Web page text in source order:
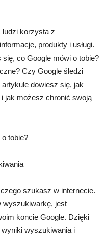
korzysta z
produkty i usługi.
co Google mówi o tobie?
Czy Google śledzi
artykule dowiesz się, jak
jak możesz chronić swoją
tobie?
szukasz w internecie.
wyszukiwarkę, jest
koncie Google. Dzięki
wyszukiwania i